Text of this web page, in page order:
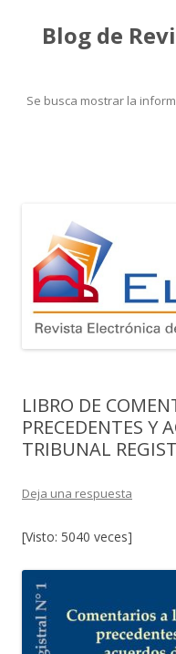
Blog de
Se busca mostrar la
LIBRO DE
PRECEDENTES Y
TRIBUNAL
Deja una respuesta
[Visto: 5040 veces]